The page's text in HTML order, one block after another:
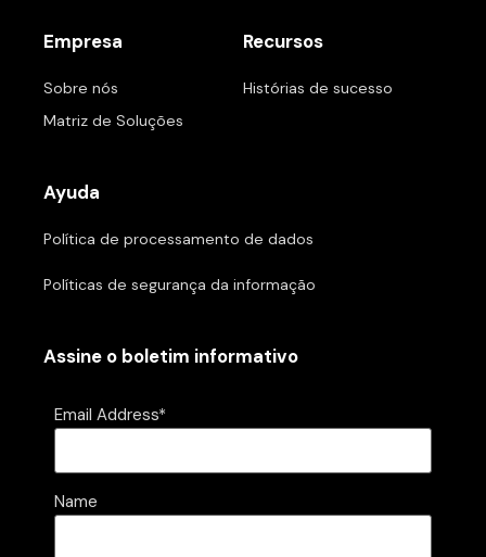
Empresa
Sobre nós
Matriz de Soluções
Recursos
Histórias de sucesso
Ayuda
Política de processamento de dados
Políticas de segurança da informação
Assine o boletim informativo
Email Address*
Name